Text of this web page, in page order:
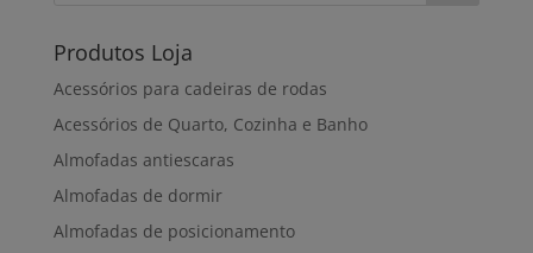
Produtos Loja
Acessórios para cadeiras de rodas
Acessórios de Quarto, Cozinha e Banho
Almofadas antiescaras
Almofadas de dormir
Almofadas de posicionamento